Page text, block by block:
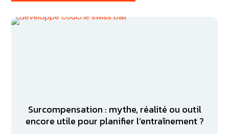
Surcompensation : mythe, réalité ou outil
encore utile pour planifier l’entraînement ?